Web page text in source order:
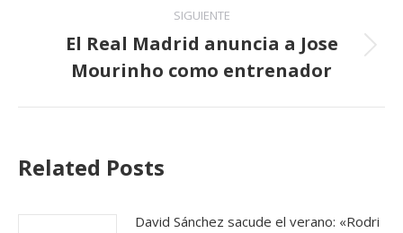
SIGUIENTE
Publicación
siguiente:
El Real Madrid anuncia a Jose
Mourinho como entrenador
Related Posts
David Sánchez sacude el verano: «Rodri